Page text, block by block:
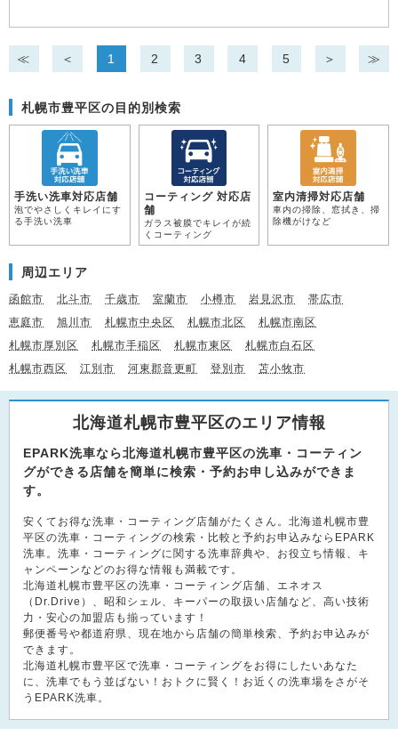
≪ ＜ 1 2 3 4 5 ＞ ≫
札幌市豊平区の目的別検索
手洗い洗車対応店舗
泡でやさしくキレイにす
る手洗い洗車
コーティング 対応店
舗
ガラス被膜でキレイが続
くコーティング
室内清掃対応店舗
車内の掃除、窓拭き、掃
除機がけなど
周辺エリア
函館市 北斗市 千歳市 室蘭市 小樽市 岩見沢市
帯広市
恵庭市
旭川市 札幌市中央区 札幌市北区
札幌市南区
札幌市厚別区
札幌市手稲区 札幌市東区
札幌市白石区
札幌市西区
江別市 河東郡音更町 登別市 苫小牧市
北海道札幌市豊平区のエリア情報
EPARK洗車なら北海道札幌市豊平区の洗車・コーティン
グができる店舗を簡単に検索・予約お申し込みができま
す。
安くてお得な洗車・コーティング店舗がたくさん。北海道札幌市豊
平区の洗車・コーティングの検索・比較と予約お申込みならEPARK
洗車。洗車・コーティングに関する洗車辞典や、お役立ち情報、キ
ャンペーンなどのお得な情報も満載です。
北海道札幌市豊平区の洗車・コーティング店舗、エネオス
（Dr.Drive）、昭和シェル、キーパーの取扱い店舗など、高い技術
力・安心の加盟店も揃っています！
郵便番号や都道府県、現在地から店舗の簡単検索、予約お申込みが
できます。
北海道札幌市豊平区で洗車・コーティングをお得にしたいあなた
に、洗車でもう並ばない！おトクに賢く！お近くの洗車場をさがそ
うEPARK洗車。